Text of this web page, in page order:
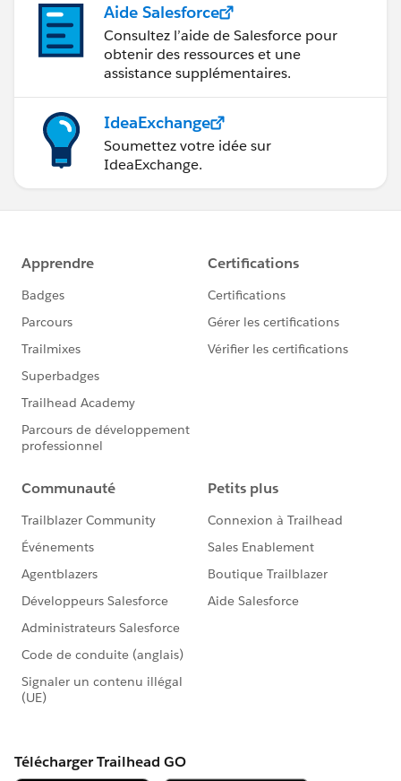
Aide Salesforce
Consultez l’aide de Salesforce pour
obtenir des ressources et une
assistance supplémentaires.
IdeaExchange
Soumettez votre idée sur
IdeaExchange.